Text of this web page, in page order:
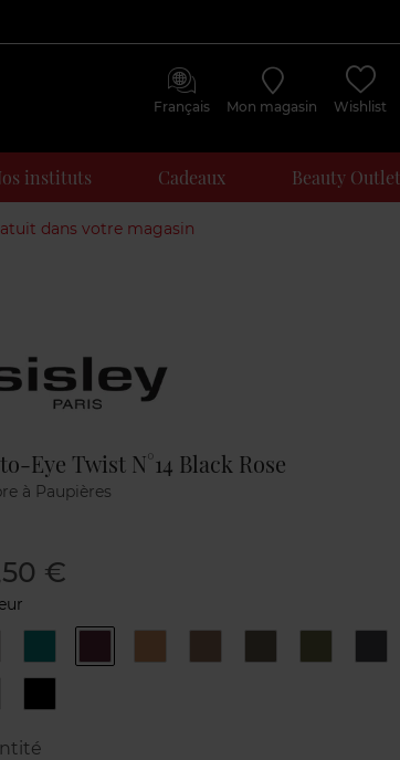
Français Mon magasin Wishlist
instituts Cadeaux Beauty Outlet
dans votre magasin
Eye Twist N°14 Black Rose
à Paupières
€
EmeraldBlack Pearl TopazeBronzeKhaki Steel
Black